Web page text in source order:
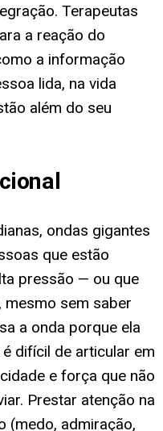
Terapeutas
a reação do
a informação
lida, na vida
além do seu
ondas gigantes
que estão
pressão — ou que
mesmo sem saber
a onda porque ela
difícil de articular em
e força que não
Prestar atenção na
(medo, admiração,